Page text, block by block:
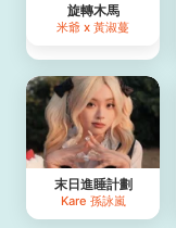
旋轉木馬
米爺 x 黃淑蔓
末日進睡計劃
Kare 孫詠嵐